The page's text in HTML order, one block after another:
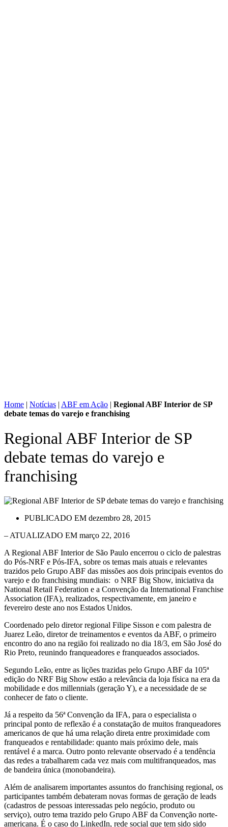
Home | Notícias | ABF em Ação | Regional ABF Interior de SP
debate temas do varejo e franchising
Regional ABF Interior de SP
debate temas do varejo e
franchising
PUBLICADO EM dezembro 28, 2015
– ATUALIZADO EM março 22, 2016
A Regional ABF Interior de São Paulo encerrou o ciclo de palestras
do Pós-NRF e Pós-IFA, sobre os temas mais atuais e relevantes
trazidos pelo Grupo ABF das missões aos dois principais eventos do
varejo e do franchising mundiais: o NRF Big Show, iniciativa da
National Retail Federation e a Convenção da International Franchise
Association (IFA), realizados, respectivamente, em janeiro e
fevereiro deste ano nos Estados Unidos.
Coordenado pelo diretor regional Filipe Sisson e com palestra de
Juarez Leão, diretor de treinamentos e eventos da ABF, o primeiro
encontro do ano na região foi realizado no dia 18/3, em São José do
Rio Preto, reunindo franqueadores e franqueados associados.
Segundo Leão, entre as lições trazidas pelo Grupo ABF da 105ª
edição do NRF Big Show estão a relevância da loja física na era da
mobilidade e dos millennials (geração Y), e a necessidade de se
conhecer de fato o cliente.
Já a respeito da 56ª Convenção da IFA, para o especialista o
principal ponto de reflexão é a constatação de muitos franqueadores
americanos de que há uma relação direta entre proximidade com
franqueados e rentabilidade: quanto mais próximo dele, mais
rentável é a marca. Outro ponto relevante observado é a tendência
das redes a trabalharem cada vez mais com multifranqueados, mas
de bandeira única (monobandeira).
Além de analisarem importantes assuntos do franchising regional, os
participantes também debateram novas formas de geração de leads
(cadastros de pessoas interessadas pelo negócio, produto ou
serviço), outro tema trazido pelo Grupo ABF da Convenção norte-
americana. É o caso do LinkedIn, rede social que tem sido sido